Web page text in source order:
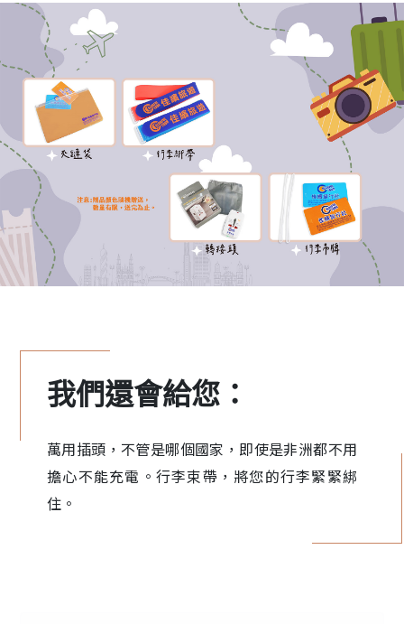
我們還會給您：
萬用插頭，不管是哪個國家，即使是非洲都不用
擔心不能充電。行李束帶，將您的行李緊緊綁
住。